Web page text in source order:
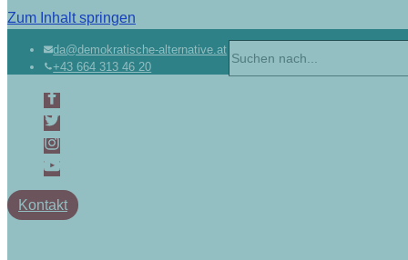
Zum Inhalt springen
da@demokratische-alternative.at
+43 664 313 46 20
nach …
Kontakt